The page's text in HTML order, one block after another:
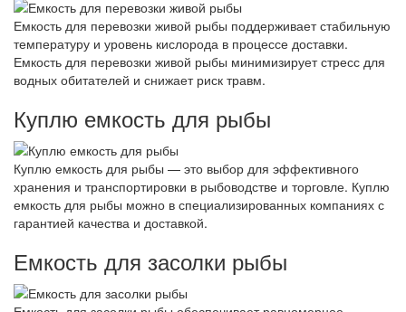
Емкость для перевозки живой рыбы поддерживает стабильную
температуру и уровень кислорода в процессе доставки.
Емкость для перевозки живой рыбы минимизирует стресс для
водных обитателей и снижает риск травм.
Куплю емкость для рыбы
Куплю емкость для рыбы — это выбор для эффективного
хранения и транспортировки в рыбоводстве и торговле. Куплю
емкость для рыбы можно в специализированных компаниях с
гарантией качества и доставкой.
Емкость для засолки рыбы